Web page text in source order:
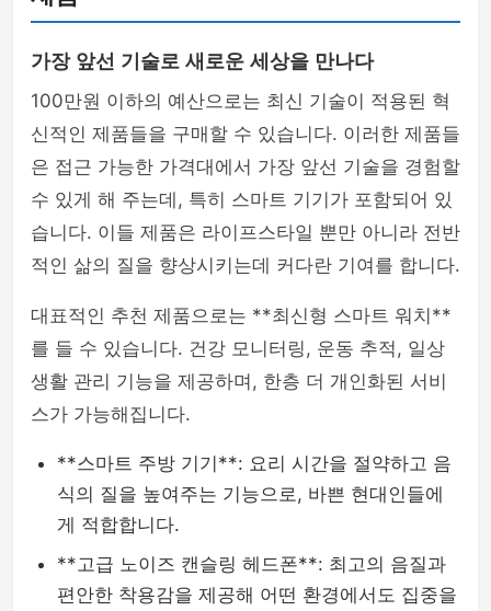
가장 앞선 기술로 새로운 세상을 만나다
100만원 이하의 예산으로는 최신 기술이 적용된 혁
신적인 제품들을 구매할 수 있습니다. 이러한 제품들
은 접근 가능한 가격대에서 가장 앞선 기술을 경험할
수 있게 해 주는데, 특히 스마트 기기가 포함되어 있
습니다. 이들 제품은 라이프스타일 뿐만 아니라 전반
적인 삶의 질을 향상시키는데 커다란 기여를 합니다.
대표적인 추천 제품으로는 **최신형 스마트 워치**
를 들 수 있습니다. 건강 모니터링, 운동 추적, 일상
생활 관리 기능을 제공하며, 한층 더 개인화된 서비
스가 가능해집니다.
**스마트 주방 기기**: 요리 시간을 절약하고 음
식의 질을 높여주는 기능으로, 바쁜 현대인들에
게 적합합니다.
**고급 노이즈 캔슬링 헤드폰**: 최고의 음질과
편안한 착용감을 제공해 어떤 환경에서도 집중을